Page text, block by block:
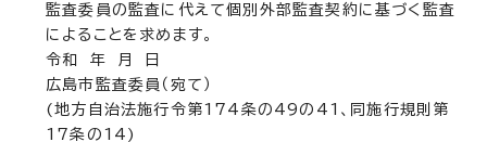
監査委員の監査に代えて個別外部監査契約に基づく監査
によることを求めます。
令和 年 月 日
広島市監査委員（宛て）
(地方自治法施行令第174条の49の41、同施行規則第
17条の14)